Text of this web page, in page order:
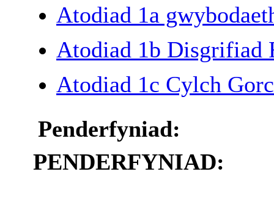
Atodiad 1a
Atodiad 1b Disgrifiad
Atodiad 1c Cylch
Penderfyniad:
PENDERFYNIAD: